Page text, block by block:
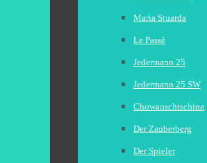
Maria Stuarda
Le Passè
Jedermann 25
Jedermann 25 SW
Chowanschtschina
Der Zauberberg
Der Spieler